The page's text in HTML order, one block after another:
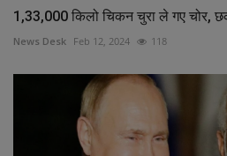
1,33,000 किलो चिकन चुरा ले गए चोर,
News Desk Feb 12, 2024 118